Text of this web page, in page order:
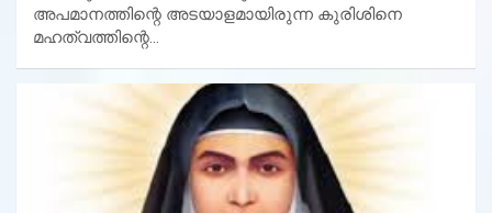
അപമാനത്തിന്റെ അടയാളമായിരുന്ന കുരിശിനെ
മഹത്വത്തിന്റെ…